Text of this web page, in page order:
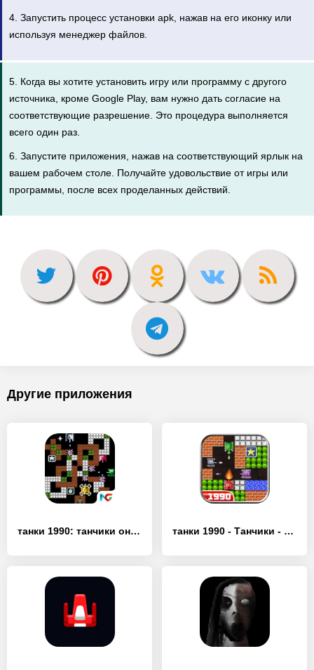
4. Запустить процесс установки apk, нажав на его иконку или
используя менеджер файлов.
5. Когда вы хотите установить игру или программу с другого
источника, кроме Google Play, вам нужно дать согласие на
соответствующие разрешение. Это процедура выполняется
всего один раз.
6. Запустите приложения, нажав на соответствующий ярлык на
вашем рабочем столе. Получайте удовольствие от игры или
программы, после всех проделанных действий.
Другие приложения
танки 1990: танчики онлайн, та - [MOD Бесконечные монеты] танки 1990 - Танчики - Tank - [MOD Бесконечные деньги]